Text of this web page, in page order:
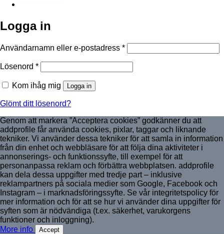
Logga in
Användarnamn eller e-postadress *Obligatoriskt
Lösenord *Obligatoriskt
Kom ihåg mig Logga in
Glömt ditt lösenord?
Genom att markera ”Acceptera cookies” godkänner du att
addprofile får använda cookies, pixlar, taggar och liknande
tekniker. Vi använder dessa tekniker för att samla in information
från din enhet och webbläsare för att följa dina aktiviteter i
annonserings- och funktionssyfte, till exempel för att
personanpassa reklam och förbättra webbplatsen. addprofile
kan dela dessa uppgifter med tredje part – inklusive
reklampartners på sociala medier som Google, Facebook och
Instagram – i marknadsföringssyfte. Se vår integritetspolicy för
mer information och för att se hur vi använder dina uppgifter för
syften som är nödvändiga (t.ex. säkerhet, varukorgens
funktioner och inloggning).
More info
Accept